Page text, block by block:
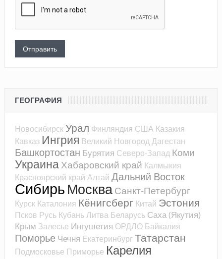
ГЕОГРАФИЯ
Новосибирск Урал Финляндия США Казакия
Кавказ Ингрия Великий НовгородДагестан
Башкортостан Бурятия Северо-Запад Коми
Украина Хабаровский край Калмыкия
Красноярский край Алтай Дальний Восток
СибирьМосква Санкт-Петербург
Курск Каталония Кёнигсберг Китай Эстония
Псков Русь КубаньЛитва Беларусь Саха (Якутия)
Крым Залесье Ингушетия ОРДЛО Байкалия
Поморье Чечня Екатеринбург Татарстан
Подмосковье Приморье Карелия